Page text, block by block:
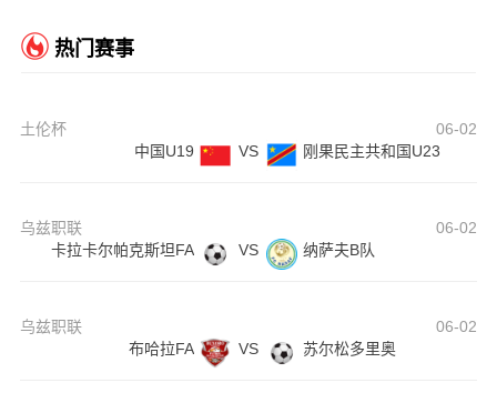
热门赛事
土伦杯
06-02
中国U19
VS 刚果民主共和国U23
乌兹职联
06-02
卡拉卡尔帕克斯坦FA
VS 纳萨夫B队
乌兹职联
06-02
布哈拉FA
VS 苏尔松多里奥